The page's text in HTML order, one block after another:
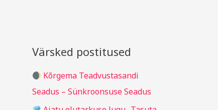
c
f
o
Värsked postitused
Kõrgema Teadvustasandi
Seadus – Sünkroonsuse Seadus
g
i
d